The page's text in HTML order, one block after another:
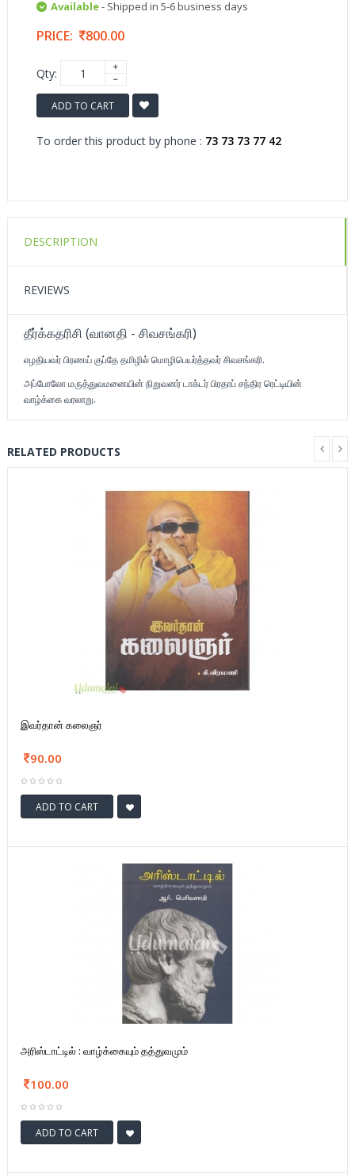
Available- Shipped in 5-6 business days
PRICE: 800.00
Qty:
ADD TO CART
To order this product by phone : 73 73 73 77 42
DESCRIPTION
REVIEWS
தீர்க்கதரிசி (வானதி - சிவசங்கரி)
எழதியவர் பிரணய் குப்தே தமிழில் மொழிபெயர்த்தவர் சிவசங்கரி.
அப்போலோ மருத்துவமனையின் நிறுவனர் டாக்டர் பிரதாப் சந்திர ரெட்டியின்
வாழ்க்கை வரலாறு.
RELATED PRODUCTS
இவர்தான் கலைஞர்
90.00
ADD TO CART
அரிஸ்டாட்டில் : வாழ்க்கையும் தத்துவமும்
100.00
ADD TO CART